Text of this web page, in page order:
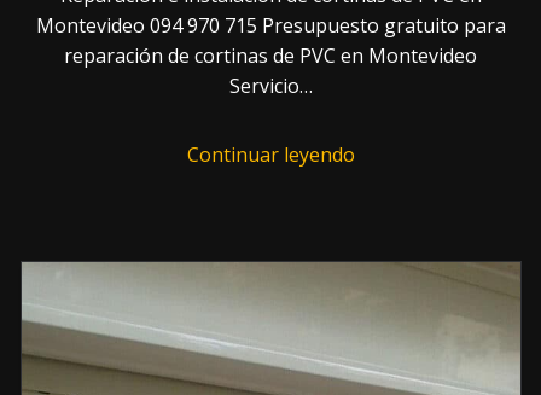
Montevideo 094 970 715 Presupuesto gratuito para
reparación de cortinas de PVC en Montevideo
Servicio…
Continuar leyendo